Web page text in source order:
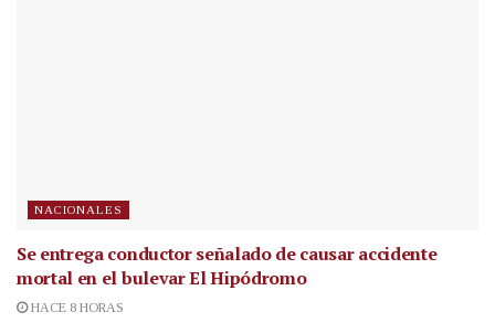
NACIONALES
Se entrega conductor señalado de causar accidente
mortal en el bulevar El Hipódromo
HACE 8 HORAS